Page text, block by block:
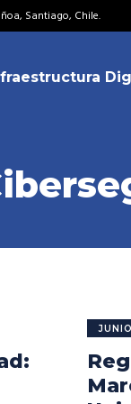
Santiago, Chile.
de
integrarse a